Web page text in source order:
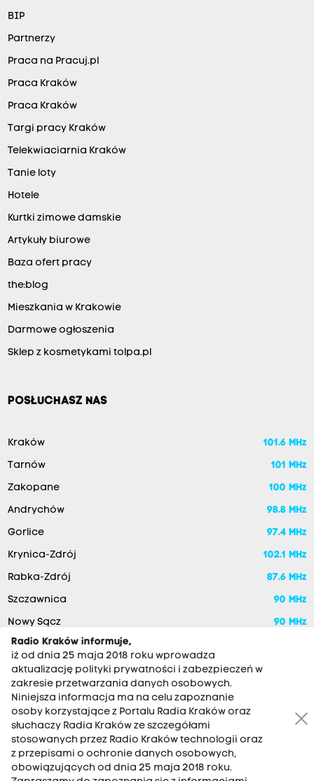
BIP
Partnerzy
Praca na Pracuj.pl
Praca Kraków
Praca Kraków
Targi pracy Kraków
Telekwiaciarnia Kraków
Tanie loty
Hotele
Kurtki zimowe damskie
Artykuły biurowe
Baza ofert pracy
the:blog
Mieszkania w Krakowie
Darmowe ogłoszenia
Sklep z kosmetykami tolpa.pl
POSŁUCHASZ NAS
Kraków 101.6 MHz
Tarnów 101 MHz
Zakopane 100 MHz
Andrychów 98.8 MHz
Gorlice 97.4 MHz
Krynica-Zdrój 102.1 MHz
Rabka-Zdrój 87.6 MHz
Szczawnica 90 MHz
Nowy Sącz 90 MHz
RADIO KRAKÓW SA. Aleja Juliusza Słowackiego 22, 30-007
Kraków
Radio Kraków informuje,
iż od dnia 25 maja 2018 roku wprowadza
aktualizację polityki prywatności i zabezpieczeń w
zakresie przetwarzania danych osobowych.
Niniejsza informacja ma na celu zapoznanie
osoby korzystające z Portalu Radia Kraków oraz
słuchaczy Radia Kraków ze szczegółami
stosowanych przez Radio Kraków technologii oraz
z przepisami o ochronie danych osobowych,
obowiązujących od dnia 25 maja 2018 roku.